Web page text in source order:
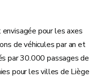
pour les axes
de véhicules par an et
par 30.000 passages de
pour les villes de Liège